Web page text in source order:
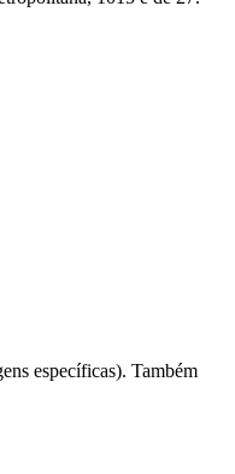
específicas). Também